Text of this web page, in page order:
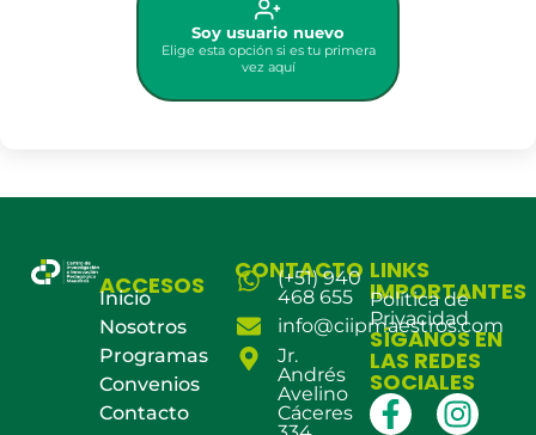
Soy usuario nuevo
Elige esta opción si es tu primera
vez aquí
ACCESOS
Inicio
Nosotros
Programas
Convenios
Contacto
CONTACTO
(+51) 940
468 655
info@ciipmaestros.com
Jr.
Andrés
Avelino
Cáceres
LINKS
IMPORTANTES
Política de
Privacidad
SÍGANOS EN
LAS REDES
SOCIALES